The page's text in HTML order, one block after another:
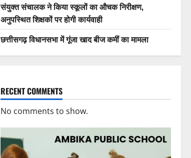
संयुक्त संचालक ने किया स्कूलों का औचक निरीक्षण,
अनुपस्थित शिक्षकों पर होगी कार्यवाही
छत्तीसगढ़ विधानसभा में गूंजा खाद बीज कमीं का मामला
RECENT COMMENTS
No comments to show.